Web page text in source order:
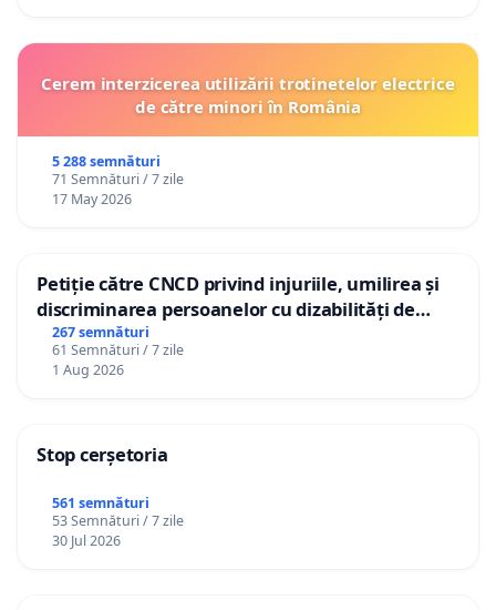
Cerem interzicerea utilizării trotinetelor electrice
de către minori în România
5 288 semnături
71 Semnături / 7 zile
17 May 2026
Petiție către CNCD privind injuriile, umilirea și
discriminarea persoanelor cu dizabilități de
către utilizatorul TikTok „Gorici”
267 semnături
61 Semnături / 7 zile
1 Aug 2026
Stop cerșetoria
561 semnături
53 Semnături / 7 zile
30 Jul 2026